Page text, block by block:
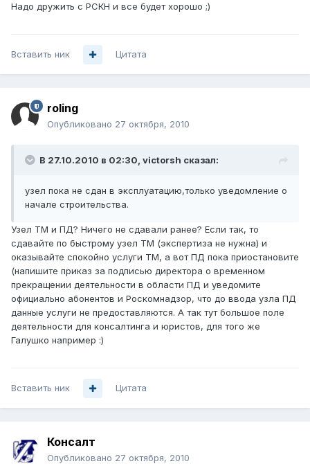
Надо дружить с РСКН и все будет хорошо ;)
Вставить ник Цитата
roling
Опубликовано 27 октября, 2010
В 27.10.2010 в 02:30, victorsh сказал:
узел пока не сдан в эксплуатацию,только уведомление о
начале строительства.
Узел ТМ и ПД? Ничего не сдавали ранее? Если так, то
сдавайте по быстрому узел ТМ (экспертиза не нужна) и
оказывайте спокойно услуги ТМ, а вот ПД пока приостановите
(напишите приказ за подписью директора о временном
прекращении деятельности в области ПД и уведомите
официально абонентов и Роскомнадзор, что до ввода узла ПД
данные услуги не предоставляются. А так тут большое поле
деятельности для консалтинга и юристов, для того же
Галушко например :)
Вставить ник Цитата
Консалт
Опубликовано 27 октября, 2010